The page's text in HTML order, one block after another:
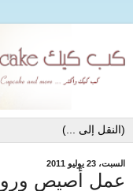
السبت، 23 يوليو 2011
عمل أصيص